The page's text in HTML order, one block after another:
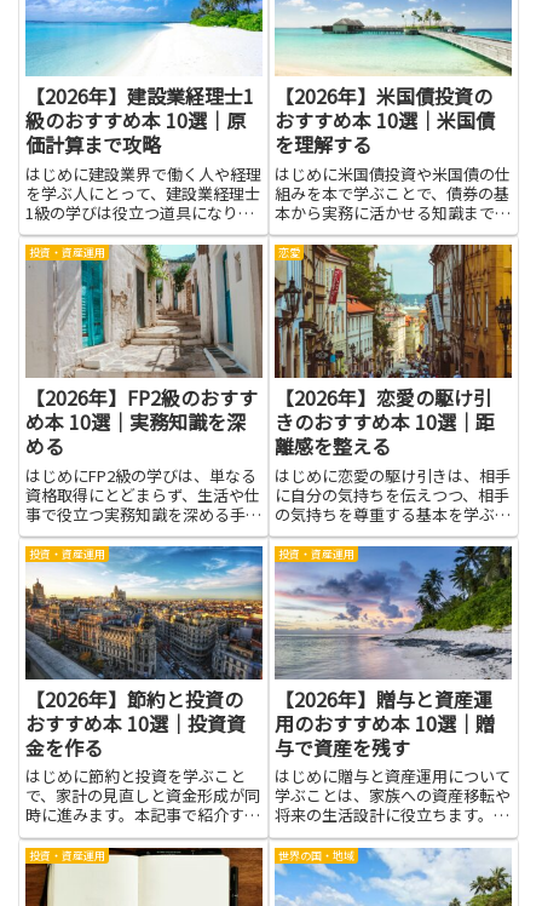
なります。疲れを無理に押し返す
ので...
す。政治や経済の基礎を学べ
ば、...
【2026年】建設業経理士1
級のおすすめ本 10選｜原
価計算まで攻略
はじめに建設業界で働く人や経理
を学ぶ人にとって、建設業経理士
1級の学びは役立つ道具になりま
す。原価計算まで攻略する知識
は、予算と実際の工事費をつなぐ
橋のように働きます。この記事
は、資格を目指す人が勉強の計画
を立てやすくするためのヒント
と、学...
【2026年】米国債投資の
おすすめ本 10選｜米国債
を理解する
はじめに米国債投資や米国債の仕
組みを本で学ぶことで、債券の基
本から実務に活かせる知識まで段
階的に身につけられます。利回り
やクーポン、満期、価格変動をも
たらす金利や信用リスク、為替の
影響を整理できれば、投資判断が
落ち着きます。ポートフォリオ
へ...
投資・資産運用
【2026年】FP2級のおすす
め本 10選｜実務知識を深
める
はじめにFP2級の学びは、単なる
資格取得にとどまらず、生活や仕
事で役立つ実務知識を深める手段
です。税金、年金、保険、資産運
用など身近なテーマを整理して理
解することで、家計改善や将来設
計の判断がしやすくなります。試
験の学習を通じて基礎理論と具...
恋愛
【2026年】恋愛の駆け引
きのおすすめ本 10選｜距
離感を整える
はじめに恋愛の駆け引きは、相手
に自分の気持ちを伝えつつ、相手
の気持ちを尊重する基本を学ぶ道
です。練習すると、会話の誤解を
減らし、距離感を整える力が身に
つきます。思いを急かさず相手の
ペースを大切にすることで信頼が
深まり、関係は長く安定しやす
く...
投資・資産運用
【2026年】節約と投資の
おすすめ本 10選｜投資資
金を作る
はじめに節約と投資を学ぶこと
で、家計の見直しと資金形成が同
時に進みます。本記事で紹介する
本は、無理のない節約法や投資の
基本、リスク管理の考え方を身に
つける助けになります。節約で生
まれた余裕資金を投資に回す流れ
投資・資産運用
【2026年】贈与と資産運
用のおすすめ本 10選｜贈
与で資産を残す
はじめに贈与と資産運用について
学ぶことは、家族への資産移転や
将来の生活設計に役立ちます。贈
与の仕組みや税制の基本を理解す
れば、節税やトラブル回避の視点
が身につきますし、資産運用の基
本を押さえれば、資産をどう増や
投資・資産運用 世界の国・地域